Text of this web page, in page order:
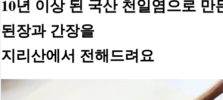
10년 이상 된 국산 천일염으로
된장과 간장을
지리산에서 전해드려요